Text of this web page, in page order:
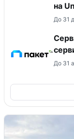
на
До 31
Сервис
До 31